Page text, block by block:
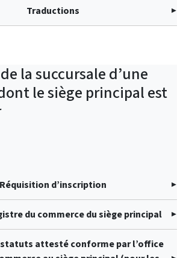
Traductions
la succursale d’une
le siège principal est
Réquisition d’inscription
du commerce du siège principal
statuts attesté conforme par l’office